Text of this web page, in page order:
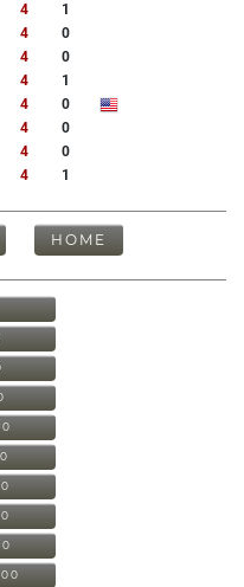
4
1
4
0
4
0
4
1
4
0
4
0
4
0
4 1
HOME